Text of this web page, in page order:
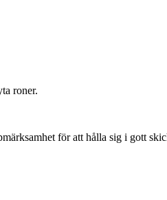
roner.
för att hålla sig i gott